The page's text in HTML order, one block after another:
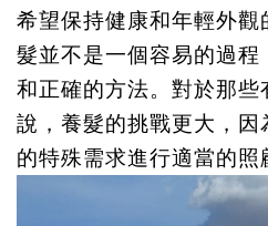
希望保持健康和年輕外觀
髮並不是一個容易的過程
和正確的方法。對於那些
說，養髮的挑戰更大，因
的特殊需求進行適當的照